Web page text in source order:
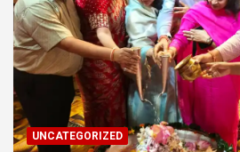
UNCATEGORIZED